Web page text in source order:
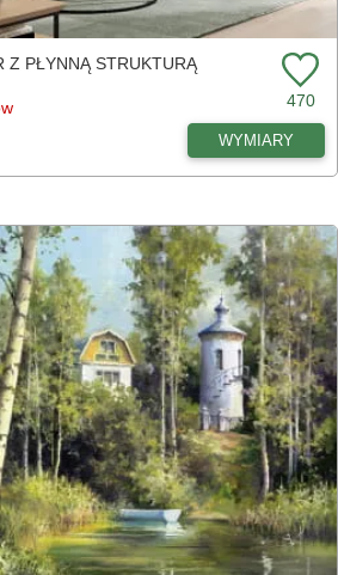
Z PŁYNNĄ STRUKTURĄ
470
WYMIARY